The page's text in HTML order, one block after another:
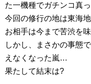
た一機種でガチンコ真
今回の修行の地は東海地
お相手は今まで苦渋を
しかし、まさかの事態
えなくなった嵐…
果たして結末は?